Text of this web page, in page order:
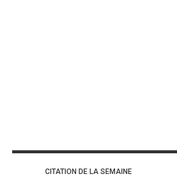
CITATION DE LA SEMAINE